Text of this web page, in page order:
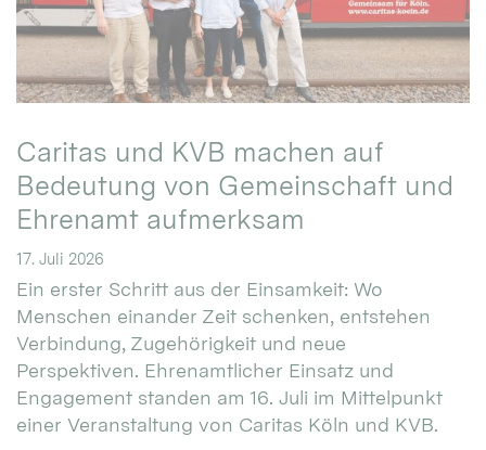
Caritas und KVB machen auf
Bedeutung von Gemeinschaft und
Ehrenamt aufmerksam
17. Juli 2026
Ein erster Schritt aus der Einsamkeit: Wo
Menschen einander Zeit schenken, entstehen
Verbindung, Zugehörigkeit und neue
Perspektiven. Ehrenamtlicher Einsatz und
Engagement standen am 16. Juli im Mittelpunkt
einer Veranstaltung von Caritas Köln und KVB.